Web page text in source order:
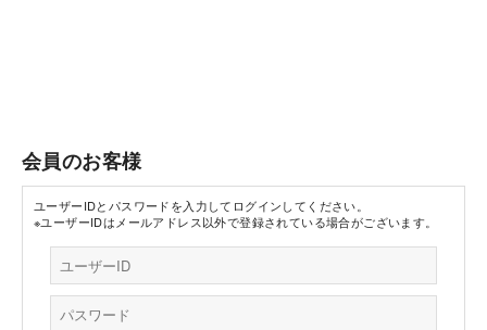
会員のお客様
ユーザーIDとパスワードを入力してログインしてください。
※ユーザーIDはメールアドレス以外で登録されている場合がございます。